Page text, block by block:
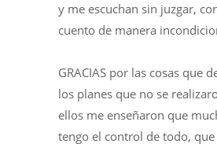
y me escuchan sin juzgar,
cuento de manera
GRACIAS por las cosas que
los planes que no se
ellos me enseñaron que
tengo el control de todo,